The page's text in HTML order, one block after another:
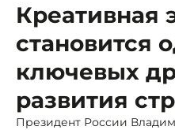
Креативная
становится
ключевых
развития
Президент России